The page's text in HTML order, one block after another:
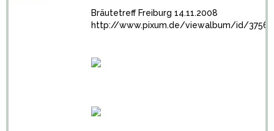
Bräutetreff Freiburg 14.11.2008
http://www.pixum.de/viewalbum/id/